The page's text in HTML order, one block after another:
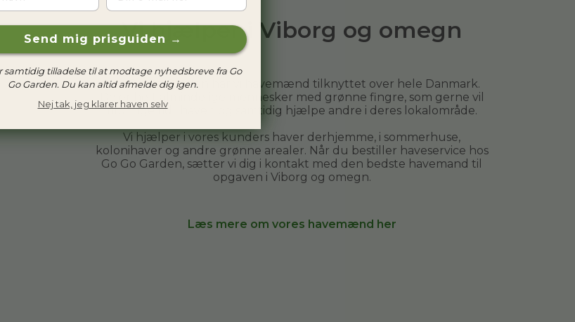
Vi hjælper i Viborg og omegn
Hos Go Go Garden har vi havemænd tilknyttet over hele Danmark.
De er helt almindelige mennesker med grønne fingre, som gerne vil
tilbringe tid i haven og samtidig hjælpe andre i deres lokalområde.
Vi hjælper i vores kunders haver derhjemme, i sommerhuse,
kolonihaver og andre grønne arealer. Når du bestiller haveservice hos
Go Go Garden, sætter vi dig i kontakt med den bedste havemand til
opgaven i Viborg og omegn.
Læs mere om vores havemænd her
Send mig prisguiden →
samtidig tilladelse til at modtage nyhedsbreve fra Go
Go Garden. Du kan altid afmelde dig igen.
Nej tak, jeg klarer haven selv